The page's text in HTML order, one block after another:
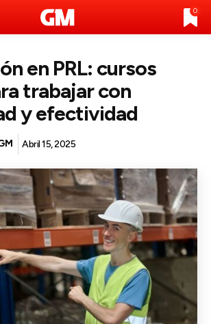
0
en PRL: cursos
trabajar con
y efectividad
Abril 15, 2025